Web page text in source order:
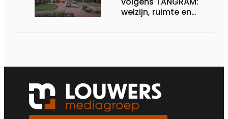
welzijn, ruimte en